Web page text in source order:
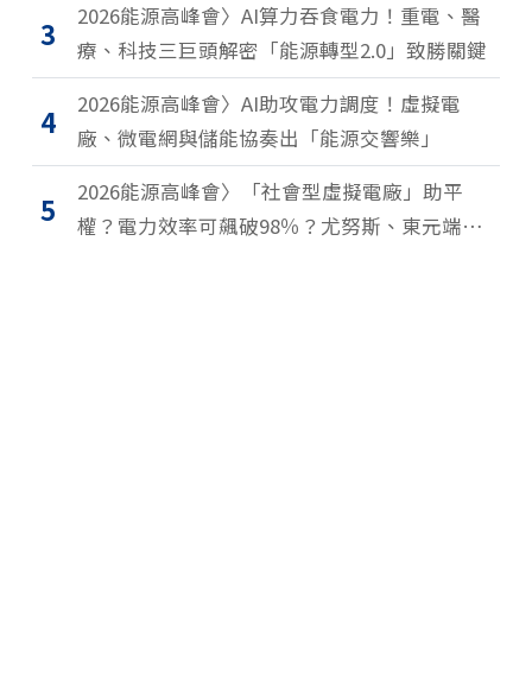
3
2026能源高峰會〉AI算力吞食電力！重電、醫
療、科技三巨頭解密「能源轉型2.0」致勝關鍵
4
2026能源高峰會〉AI助攻電力調度！虛擬電
廠、微電網與儲能協奏出「能源交響樂」
5
2026能源高峰會〉「社會型虛擬電廠」助平
權？電力效率可飆破98％？尤努斯、東元端能